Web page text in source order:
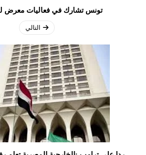
تونس تشارك في فعاليات معرض
التالي